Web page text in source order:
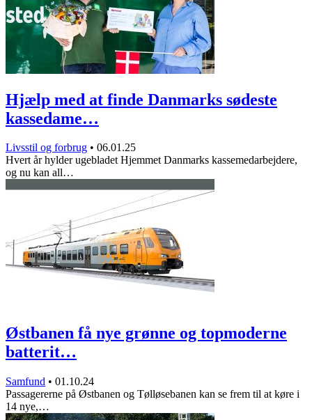
Hjælp med at finde Danmarks sødeste
kassedame…
Livsstil og forbrug • 06.01.25
Hvert år hylder ugebladet Hjemmet Danmarks kassemedarbejdere,
og nu kan all…
Østbanen få nye grønne og topmoderne
batterit…
Samfund • 01.10.24
Passagererne på Østbanen og Tølløsebanen kan se frem til at køre i
14 nye,…